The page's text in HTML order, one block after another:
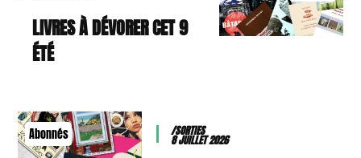
9 LIVRES À DÉVORER CET
ÉTÉ
Abonnés /SORTIES
8 JUILLET 2026